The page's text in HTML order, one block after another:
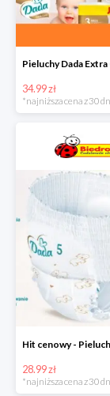
34.99 zł
28.99 zł